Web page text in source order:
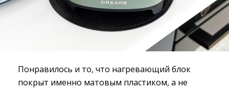
Понравилось и то, что нагревающий блок
покрыт именно матовым пластиком, а не